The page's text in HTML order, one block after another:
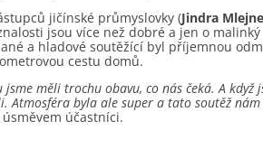
jičínské průmyslovky (Jindra
jsou více než dobré a jen o
a hladové soutěžící byl příjemnou
cestu domů.
jsme měli trochu obavu, co nás čeká. A
Atmosféra byla ale super a tato soutěž
účastníci.